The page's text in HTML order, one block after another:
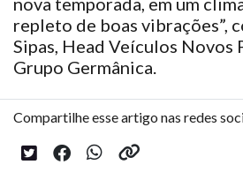
repleto de boas vibrações”,
Sipas, Head Veículos Novos
Grupo Germânica.
Compartilhe esse artigo nas redes